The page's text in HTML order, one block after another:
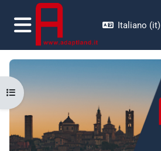
Vai al contenuto principale
Pannello laterale
Italiano ‎(it)‎
Apri indice del corso